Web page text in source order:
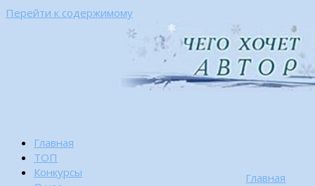
Перейти к содержимому
Главная
ТОП
Конкурсы
Главная